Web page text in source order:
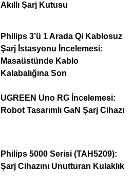
Akıllı Şarj Kutusu
Philips 3’ü 1 Arada Qi Kablosuz
Şarj İstasyonu İncelemesi:
Masaüstünde Kablo
Kalabalığına Son
UGREEN Uno RG İncelemesi:
Robot Tasarımlı GaN Şarj Cihazı
Philips 5000 Serisi (TAH5209):
Şarj Cihazını Unutturan Kulaklık